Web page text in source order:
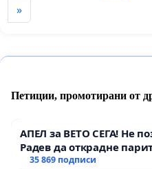
»
Петиции, промотирани от
АПЕЛ за ВЕТО СЕГА! Не
Радев да открадне
тъмното
35 869 подписи